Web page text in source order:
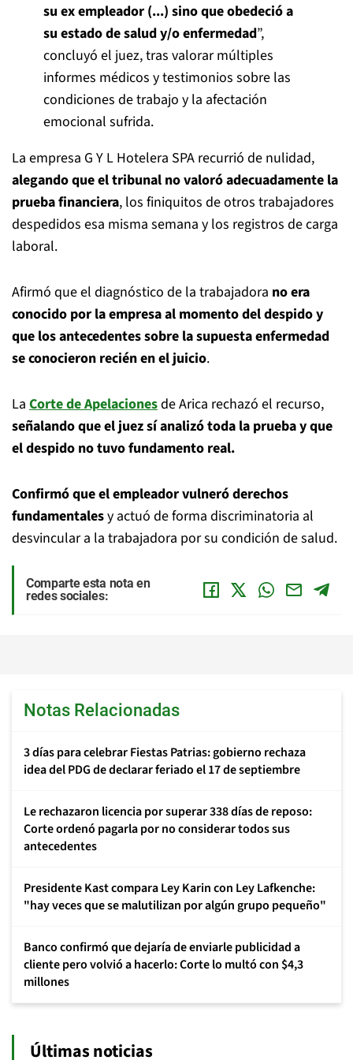
su ex empleador (...) sino que obedeció a
su estado de salud y/o enfermedad”,
concluyó el juez, tras valorar múltiples
informes médicos y testimonios sobre las
condiciones de trabajo y la afectación
emocional sufrida.
La empresa G Y L Hotelera SPA recurrió de nulidad,
alegando que el tribunal no valoró adecuadamente la
prueba financiera, los finiquitos de otros trabajadores
despedidos esa misma semana y los registros de carga
laboral.
Afirmó que el diagnóstico de la trabajadora no era
conocido por la empresa al momento del despido y
que los antecedentes sobre la supuesta enfermedad
se conocieron recién en el juicio.
La Corte de Apelacionesde Arica rechazó el recurso,
señalando que el juez sí analizó toda la prueba y que
el despido no tuvo fundamento real.
Confirmó que el empleador vulneró derechos
fundamentalesy actuó de forma discriminatoria al
desvincular a la trabajadora por su condición de salud.
Comparte esta nota en
redes sociales:
Notas Relacionadas
3 días para celebrar Fiestas Patrias: gobierno rechaza
idea del PDG de declarar feriado el 17 de septiembre
Le rechazaron licencia por superar 338 días de reposo:
Corte ordenó pagarla por no considerar todos sus
antecedentes
Presidente Kast compara Ley Karin con Ley Lafkenche:
"hay veces que se malutilizan por algún grupo pequeño"
Banco confirmó que dejaría de enviarle publicidad a
cliente pero volvió a hacerlo: Corte lo multó con $4,3
millones
Últimas noticias